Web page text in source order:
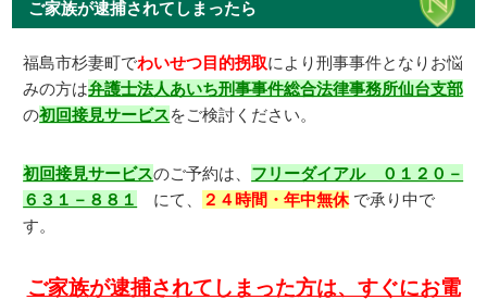
ご家族が逮捕されてしまったら
福島市杉妻町でわいせつ目的拐取により刑事事件となりお悩
みの方は弁護士法人あいち刑事事件総合法律事務所仙台支部
の初回接見サービスをご検討ください。
初回接見サービスのご予約は、 フリーダイアル ０１２０－
６３１－８８１
にて、 ２４時間・年中無休で承り中で
す。
ご家族が逮捕されてしまった方は、すぐにお電